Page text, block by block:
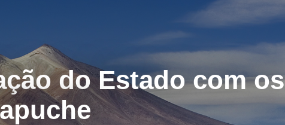
do Estado com os